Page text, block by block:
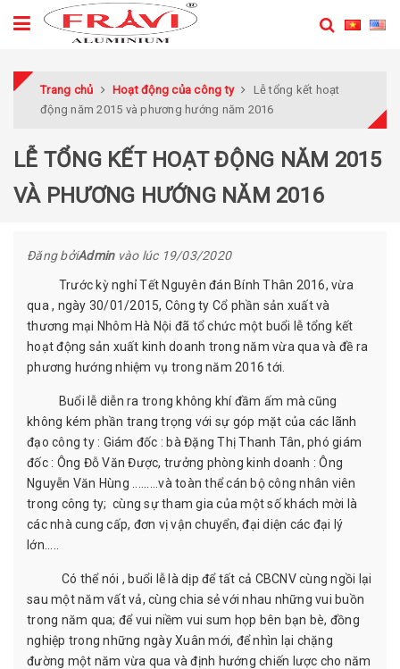
Trang chủ Hoạt động của công ty
Lễ tổng kết hoạt
động năm 2015 và phương hướng năm 2016
LỄ TỔNG KẾT HOẠT ĐỘNG NĂM 2015
VÀ PHƯƠNG HƯỚNG NĂM 2016
Đăng bởiAdmin vào lúc19/03/2020
Trước kỳ nghỉ Tết Nguyên đán Bính Thân 2016, vừa
qua , ngày 30/01/2015, Công ty Cổ phần sản xuất và
thương mại Nhôm Hà Nội đã tổ chức một buổi lễ tổng kết
hoạt động sản xuất kinh doanh trong năm vừa qua và đề ra
phương hướng nhiệm vụ trong năm 2016 tới.
Buổi lễ diễn ra trong không khí đầm ấm mà cũng
không kém phần trang trọng với sự góp mặt của các lãnh
đạo công ty : Giám đốc : bà Đặng Thị Thanh Tân, phó giám
đốc : Ông Đỗ Văn Được, trưởng phòng kinh doanh : Ông
Nguyễn Văn Hùng .........và toàn thể cán bộ công nhân viên
trong công ty; cùng sự tham gia của một số khách mời là
các nhà cung cấp, đơn vị vận chuyển, đại diện các đại lý
lớn.....
Có thể nói , buổi lễ là dịp để tất cả CBCNV cùng ngồi lại
sau một năm vất vả, cùng chia sẻ với nhau những vui buồn
trong năm qua; để vui niềm vui sum họp bên bạn bè, đồng
nghiệp trong những ngày Xuân mới, để nhìn lại chặng
đường một năm vừa qua và định hướng chiến lược cho năm